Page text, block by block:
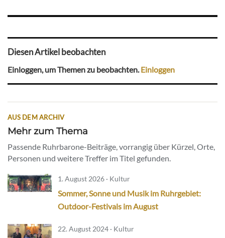
Diesen Artikel beobachten
Einloggen, um Themen zu beobachten.Einloggen
AUS DEM ARCHIV
Mehr zum Thema
Passende Ruhrbarone-Beiträge, vorrangig über Kürzel, Orte,
Personen und weitere Treffer im Titel gefunden.
1. August 2026 · Kultur
Sommer, Sonne und Musik im Ruhrgebiet:
Outdoor-Festivals im August
22. August 2024 · Kultur